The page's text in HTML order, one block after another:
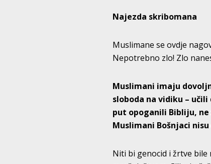
Najezda skribomana
Muslimane se ovdje
Nepotrebno zlo! Zlo
Muslimani imaju
sloboda na vidiku –
put opoganili Bibliju, ne
Muslimani Bošnjaci
Niti bi genocid i žrtve bile